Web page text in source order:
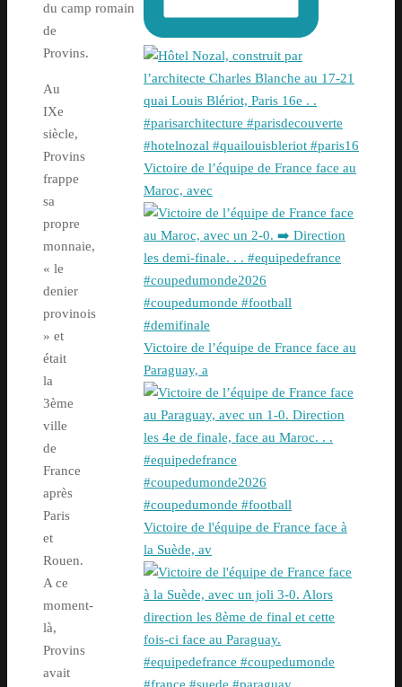
du camp romain
de
Provins.
Au
IXe
siècle,
Provins
frappe
sa
propre
monnaie,
« le
denier
provinois
» et
était
la
3ème
ville
de
France
après
Paris
et
Rouen.
A ce
moment-
là,
Provins
avait
Victoire de l’équipe de France face au
Maroc, avec
Victoire de l’équipe de France face au
Paraguay, a
Victoire de l'équipe de France face à
la Suède, av